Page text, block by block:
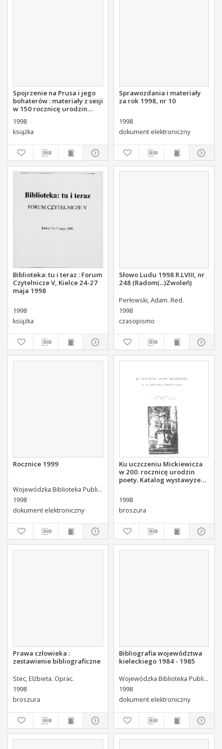
Spojrzenie na Prusa i jego
bohaterów : materiały z sesji
w 150 rocznicę urodzin
1998
książka
Sprawozdania i materiały
za rok 1998, nr 10
1998
dokument elektroniczny
Biblioteka: tu i teraz : Forum
Czytelnicze V, Kielce 24-27
maja 1998
1998
książka
Słowo Ludu 1998 R.LVIII, nr
248 (Radom(...)Zwoleń)
Perłowski, Adam. Red.
1998
czasopismo
Rocznice 1999
Wojewódzka Biblioteka Publiczna (Kielce). Dział Informacji i Bibliografii Regionalnej
1998
dokument elektroniczny
Ku uczczeniu Mickiewicza
w 200. rocznicę urodzin
poety. Katalog wystawyze
1998
broszura
Prawa człowieka :
zestawienie bibliograficzne
Stec, Elżbieta. Oprac.
1998
broszura
Bibliografia województwa
kieleckiego 1984 - 1985
Wojewódzka Biblioteka Publiczna (Kielce). Dział Informacji i Bibliografii Regionalnej
1998
dokument elektroniczny